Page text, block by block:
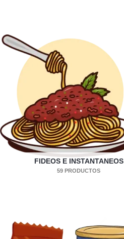
FIDEOS E INSTANTANEOS
59 PRODUCTOS